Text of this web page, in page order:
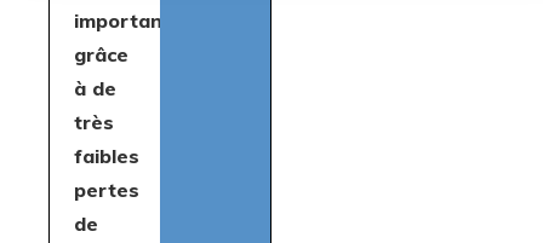
importantes
grâce
à de
très
faibles
pertes
de